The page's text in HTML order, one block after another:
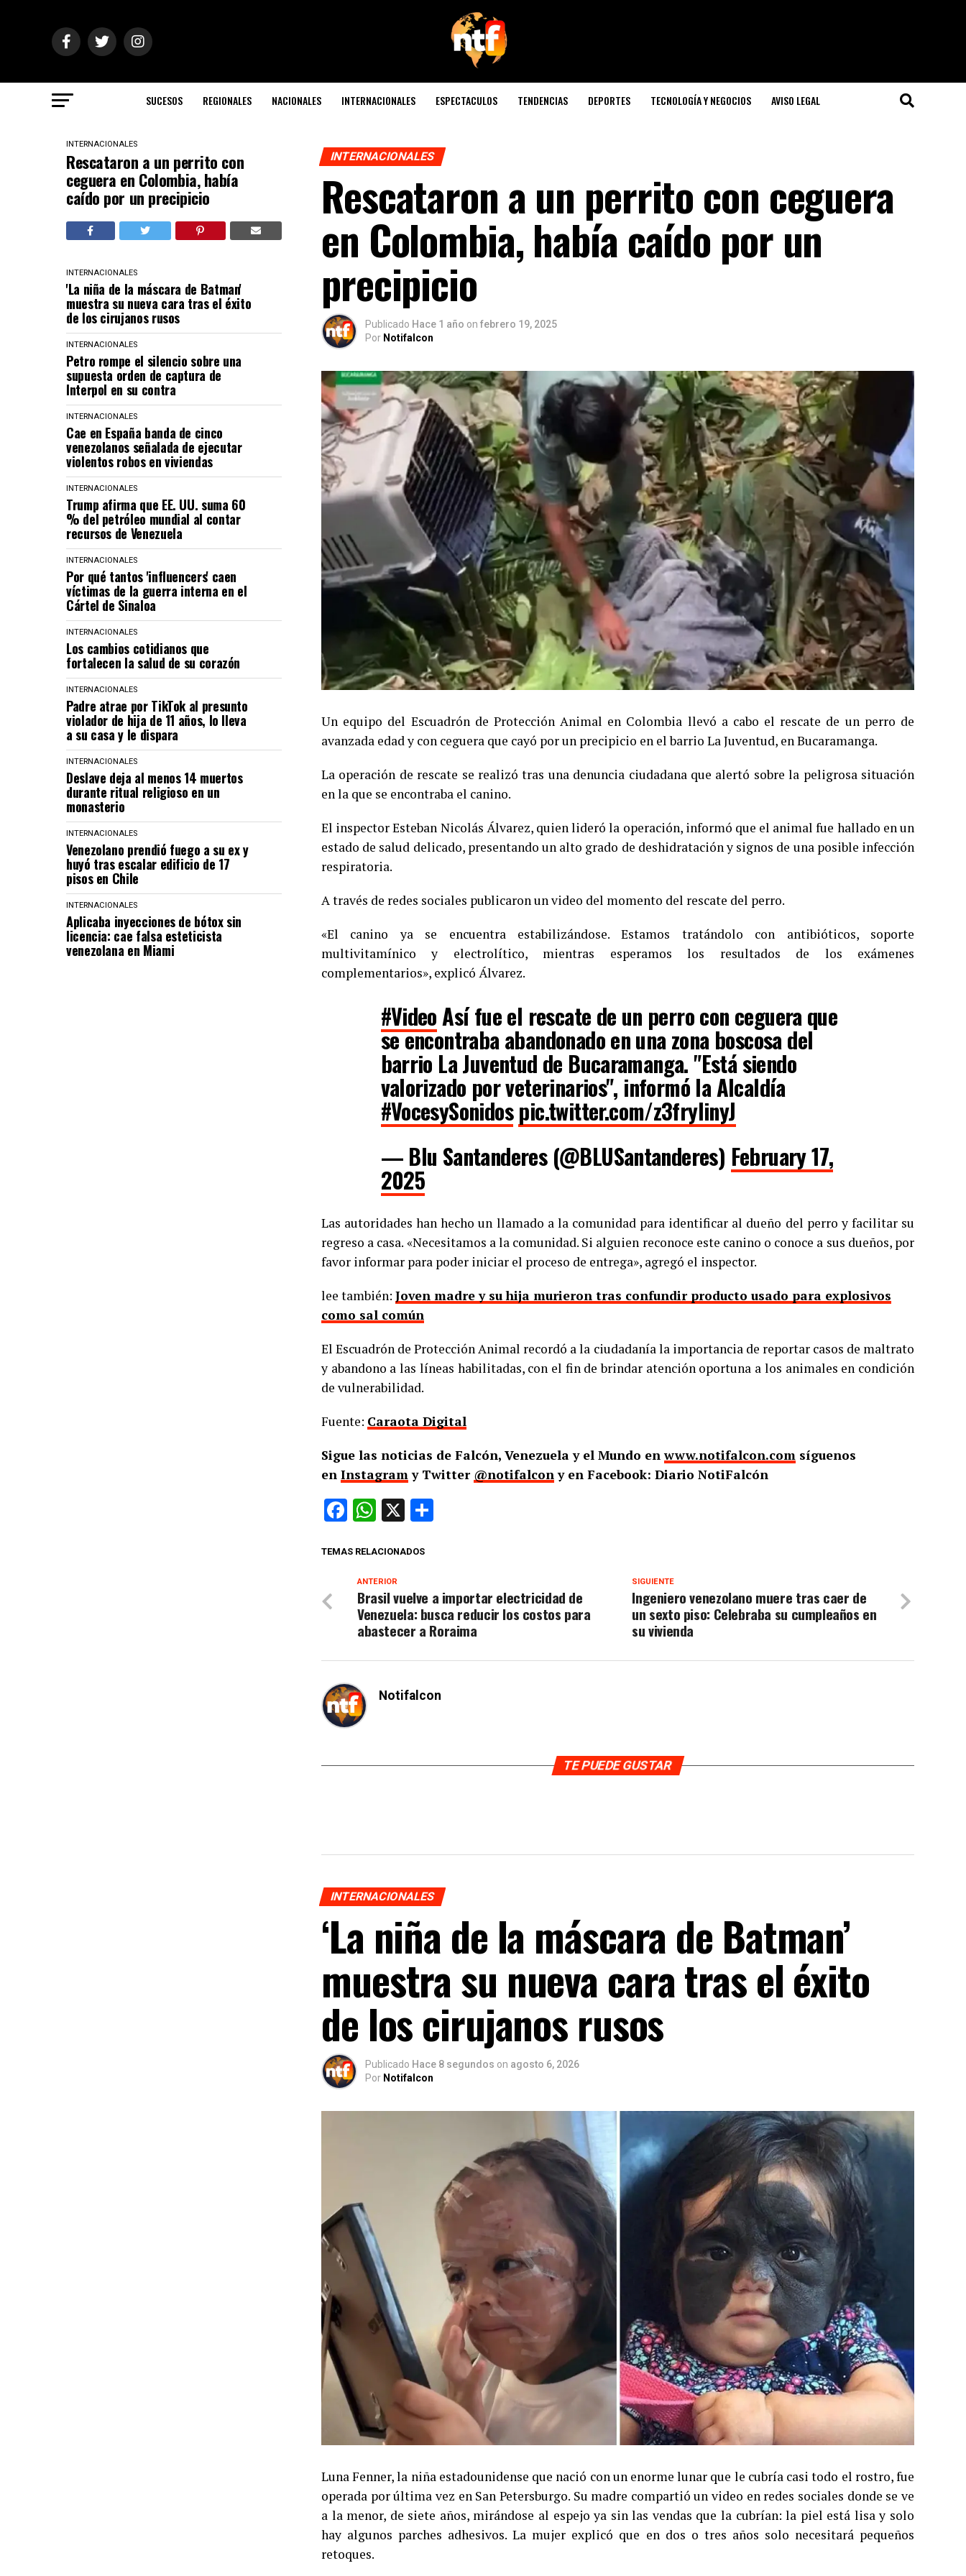
SUCESOS REGIONALES NACIONALES INTERNACIONALES ESPECTACULOS TENDENCIAS DEPORTES TECNOLOGÍA Y NEGOCIOS AVISO LEGAL
INTERNACIONALES
Rescataron a un perrito con
ceguera en Colombia, había
caído por un precipicio
INTERNACIONALES
'La niña de la máscara de Batman'
muestra su nueva cara tras el éxito
de los cirujanos rusos
INTERNACIONALES
Petro rompe el silencio sobre una
supuesta orden de captura de
Interpol en su contra
INTERNACIONALES
Cae en España banda de cinco
venezolanos señalada de ejecutar
violentos robos en viviendas
INTERNACIONALES
Trump afirma que EE. UU. suma 60
% del petróleo mundial al contar
recursos de Venezuela
INTERNACIONALES
Por qué tantos 'influencers' caen
víctimas de la guerra interna en el
Cártel de Sinaloa
INTERNACIONALES
Los cambios cotidianos que
fortalecen la salud de su corazón
INTERNACIONALES
Padre atrae por TikTok al presunto
violador de hija de 11 años, lo lleva
a su casa y le dispara
INTERNACIONALES
Deslave deja al menos 14 muertos
durante ritual religioso en un
monasterio
INTERNACIONALES
Venezolano prendió fuego a su ex y
huyó tras escalar edificio de 17
pisos en Chile
INTERNACIONALES
Aplicaba inyecciones de bótox sin
licencia: cae falsa esteticista
venezolana en Miami
INTERNACIONALES
Rescataron a un perrito con ceguera
en Colombia, había caído por un
precipicio
Publicado Hace 1 año on febrero 19, 2025
Por Notifalcon
Un equipo del Escuadrón de Protección Animal en Colombia llevó a cabo el rescate de un perro de
avanzada edad y con ceguera que cayó por un precipicio en el barrio La Juventud, en Bucaramanga.
La operación de rescate se realizó tras una denuncia ciudadana que alertó sobre la peligrosa situación
en la que se encontraba el canino.
El inspector Esteban Nicolás Álvarez, quien lideró la operación, informó que el animal fue hallado en un
estado de salud delicado, presentando un alto grado de deshidratación y signos de una posible infección
respiratoria.
A través de redes sociales publicaron un video del momento del rescate del perro.
«El canino ya se encuentra estabilizándose. Estamos tratándolo con antibióticos, soporte
multivitamínico y electrolítico, mientras esperamos los resultados de los exámenes
complementarios», explicó Álvarez.
#VideoAsí fue el rescate de un perro con ceguera que
se encontraba abandonado en una zona boscosa del
barrio La Juventud de Bucaramanga. "Está siendo
valorizado por veterinarios", informó la Alcaldía
#VocesySonidos pic.twitter.com/z3frylinyJ
— Blu Santanderes (@BLUSantanderes) February 17,
2025
Las autoridades han hecho un llamado a la comunidad para identificar al dueño del perro y facilitar su
regreso a casa. «Necesitamos a la comunidad. Si alguien reconoce este canino o conoce a sus dueños, por
favor informar para poder iniciar el proceso de entrega», agregó el inspector.
lee también: Joven madre y su hija murieron tras confundir producto usado para explosivos
como sal común
El Escuadrón de Protección Animal recordó a la ciudadanía la importancia de reportar casos de maltrato
y abandono a las líneas habilitadas, con el fin de brindar atención oportuna a los animales en condición
de vulnerabilidad.
Fuente: Caraota Digital
Sigue las noticias de Falcón, Venezuela y el Mundo enwww.notifalcon.com síguenos
en Instagramy Twitter @notifalcony en Facebook: Diario NotiFalcón
Facebook
WhatsApp
X
TEMAS RELACIONADOS
SIGUIENTE
Ingeniero venezolano muere tras caer de
un sexto piso: Celebraba su cumpleaños en
su vivienda
ANTERIOR
Brasil vuelve a importar electricidad de
Venezuela: busca reducir los costos para
abastecer a Roraima
Notifalcon
TE PUEDE GUSTAR
INTERNACIONALES
‘La niña de la máscara de Batman’
muestra su nueva cara tras el éxito
de los cirujanos rusos
Publicado Hace 8 segundos on agosto 6, 2026
Por Notifalcon
Luna Fenner, la niña estadounidense que nació con un enorme lunar que le cubría casi todo el rostro, fue
operada por última vez en San Petersburgo. Su madre compartió un video en redes sociales donde se ve
a la menor, de siete años, mirándose al espejo ya sin las vendas que la cubrían: la piel está lisa y solo
hay algunos parches adhesivos. La mujer explicó que en dos o tres años solo necesitará pequeños
retoques.